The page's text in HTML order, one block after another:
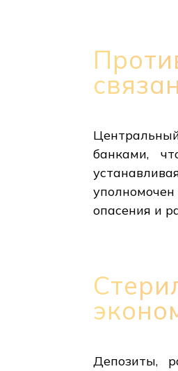
банками,
опасения и
Депозиты,